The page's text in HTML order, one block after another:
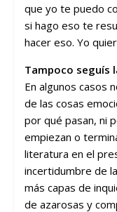
que yo te puedo
si hago eso te
hacer eso. Yo
Tampoco seguís
En algunos casos
de las cosas
por qué pasan, ni
empiezan o
literatura en el
incertidumbre de
más capas de
de azarosas y